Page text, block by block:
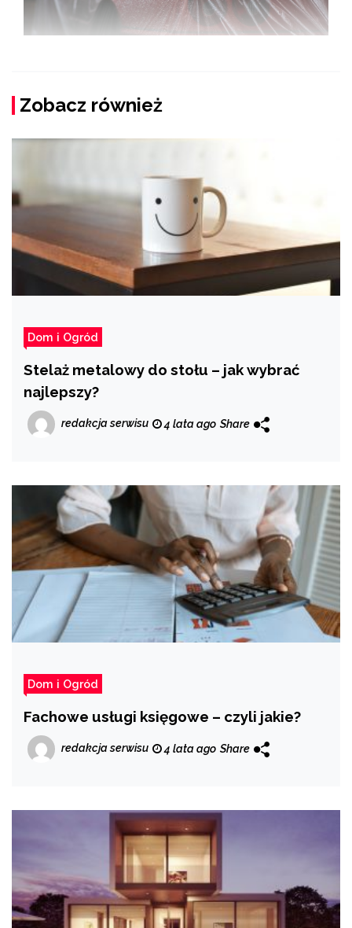
Zobacz również
Dom i Ogród
Stelaż metalowy do stołu – jak wybrać
najlepszy?
redakcja serwisu 4 lata ago Share
Dom i Ogród
Fachowe usługi księgowe – czyli jakie?
redakcja serwisu 4 lata ago Share